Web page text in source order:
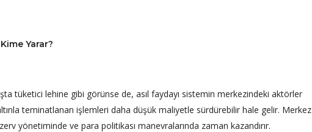
Yarar?
tüketici lehine gibi görünse de, asıl faydayı sistemin merkezindeki aktörler
teminatlanan işlemleri daha düşük maliyetle sürdürebilir hale gelir. Merkez
yönetiminde ve para politikası manevralarında zaman kazandırır.